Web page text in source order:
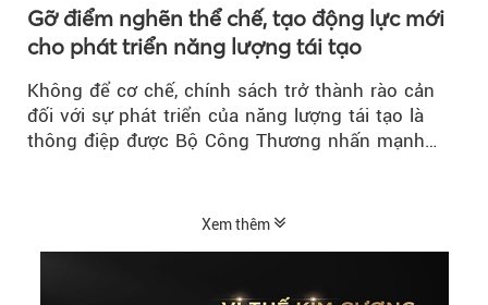
Gỡ điểm nghẽn thể chế, tạo động lực mới
cho phát triển năng lượng tái tạo
Không để cơ chế, chính sách trở thành rào cản
đối với sự phát triển của năng lượng tái tạo là
thông điệp được Bộ Công Thương nhấn mạnh…
Xem thêm